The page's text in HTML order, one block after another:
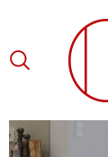
recherche
menu
principal
contenu